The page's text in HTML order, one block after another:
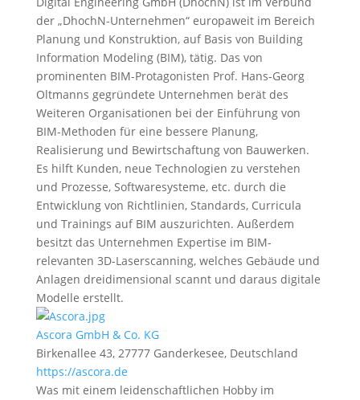
der „DhochN-Unternehmen“ europaweit im Bereich
Planung und Konstruktion, auf Basis von Building
Information Modeling (BIM), tätig. Das von
prominenten BIM-Protagonisten Prof. Hans-Georg
Oltmanns gegründete Unternehmen berät des
Weiteren Organisationen bei der Einführung von
BIM-Methoden für eine bessere Planung,
Realisierung und Bewirtschaftung von Bauwerken.
Es hilft Kunden, neue Technologien zu verstehen
und Prozesse, Softwaresysteme, etc. durch die
Entwicklung von Richtlinien, Standards, Curricula
und Trainings auf BIM auszurichten. Außerdem
besitzt das Unternehmen Expertise im BIM-
relevanten 3D-Laserscanning, welches Gebäude und
Anlagen dreidimensional scannt und daraus digitale
Modelle erstellt.
Ascora GmbH & Co. KG
Birkenallee 43, 27777 Ganderkesee, Deutschland
https://ascora.de
Was mit einem leidenschaftlichen Hobby im